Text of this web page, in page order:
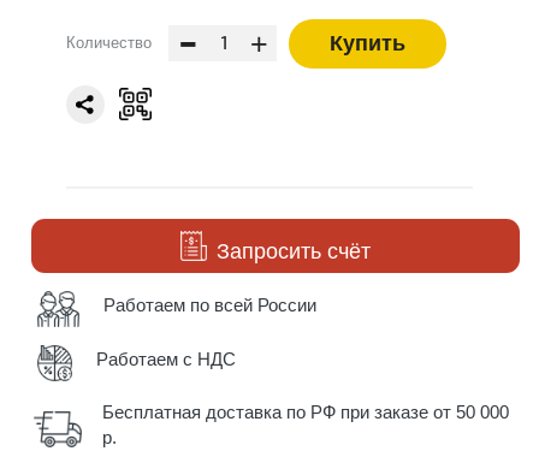
Количество - + Купить
Запросить счёт
Работаем по всей России
Работаем с НДС
Бесплатная доставка по РФ при заказе от 50 000
р.